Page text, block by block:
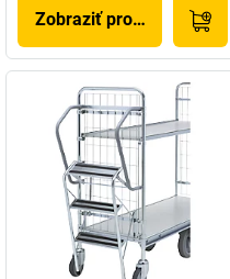
Zobraziť produkt